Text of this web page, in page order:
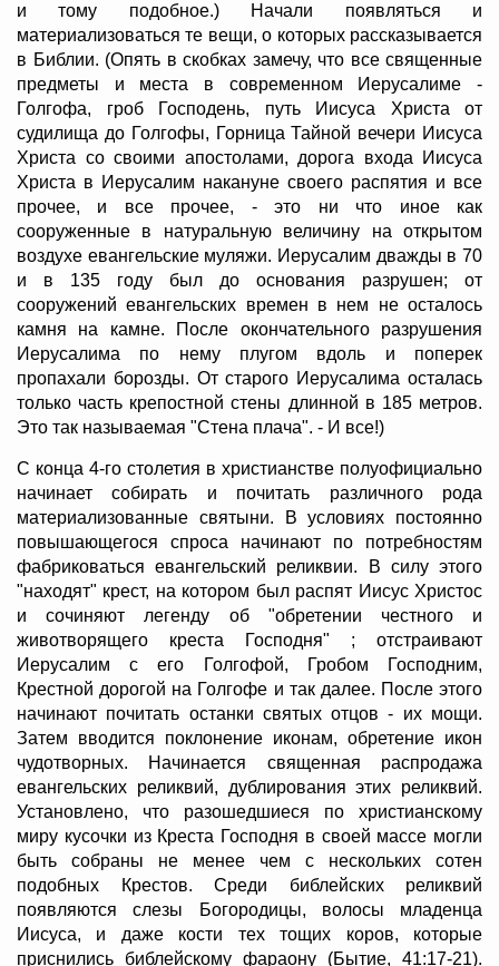
и тому подобное.) Начали появляться и
материализоваться те вещи, о которых рассказывается
в Библии. (Опять в скобках замечу, что все священные
предметы и места в современном Иерусалиме -
Голгофа, гроб Господень, путь Иисуса Христа от
судилища до Голгофы, Горница Тайной вечери Иисуса
Христа со своими апостолами, дорога входа Иисуса
Христа в Иерусалим накануне своего распятия и все
прочее, и все прочее, - это ни что иное как
сооруженные в натуральную величину на открытом
воздухе евангельские муляжи. Иерусалим дважды в 70
и в 135 году был до основания разрушен; от
сооружений евангельских времен в нем не осталось
камня на камне. После окончательного разрушения
Иерусалима по нему плугом вдоль и поперек
пропахали борозды. От старого Иерусалима осталась
только часть крепостной стены длинной в 185 метров.
Это так называемая "Стена плача". - И все!)
С конца 4-го столетия в христианстве полуофициально
начинает собирать и почитать различного рода
материализованные святыни. В условиях постоянно
повышающегося спроса начинают по потребностям
фабриковаться евангельский реликвии. В силу этого
"находят" крест, на котором был распят Иисус Христос
и сочиняют легенду об "обретении честного и
животворящего креста Господня" ; отстраивают
Иерусалим с его Голгофой, Гробом Господним,
Крестной дорогой на Голгофе и так далее. После этого
начинают почитать останки святых отцов - их мощи.
Затем вводится поклонение иконам, обретение икон
чудотворных. Начинается священная распродажа
евангельских реликвий, дублирования этих реликвий.
Установлено, что разошедшиеся по христианскому
миру кусочки из Креста Господня в своей массе могли
быть собраны не менее чем с нескольких сотен
подобных Крестов. Среди библейских реликвий
появляются слезы Богородицы, волосы младенца
Иисуса, и даже кости тех тощих коров, которые
приснились библейскому фараону (Бытие, 41:17-21).